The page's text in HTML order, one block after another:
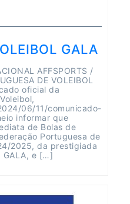
GALA
AFFSPORTS /
DE VOLEIBOL
oficial da
06/11/comunicado-
informar que
de Bolas de
Portuguesa de
2025, da prestigiada
GALA, e […]